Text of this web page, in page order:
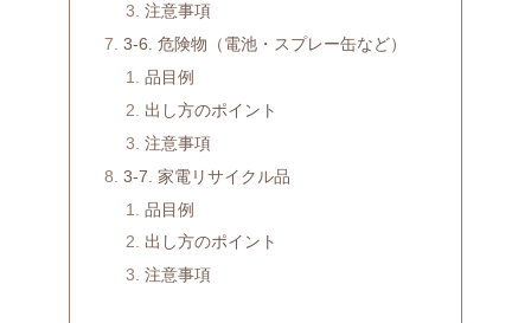
注意事項
3-6. 危険物（電池・スプレー缶など）
品目例
出し方のポイント
注意事項
3-7. 家電リサイクル品
品目例
出し方のポイント
注意事項